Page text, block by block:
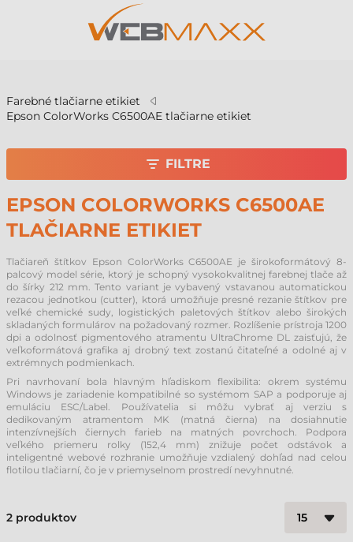
Farebné tlačiarne etikiet
Epson ColorWorks C6500AE tlačiarne etikiet
EPSON COLORWORKS C6500AE
TLAČIARNE ETIKIET
Tlačiareň štítkov Epson ColorWorks C6500AE je širokoformátový 8-
palcový model série, ktorý je schopný vysokokvalitnej farebnej tlače až
do šírky 212 mm. Tento variant je vybavený vstavanou automatickou
rezacou jednotkou (cutter), ktorá umožňuje presné rezanie štítkov pre
veľké chemické sudy, logistických paletových štítkov alebo širokých
skladaných formulárov na požadovaný rozmer. Rozlíšenie prístroja 1200
dpi a odolnosť pigmentového atramentu UltraChrome DL zaisťujú, že
veľkoformátová grafika aj drobný text zostanú čitateľné a odolné aj v
extrémnych podmienkach.
Pri navrhovaní bola hlavným hľadiskom flexibilita: okrem systému
Windows je zariadenie kompatibilné so systémom SAP a podporuje aj
emuláciu ESC/Label. Používatelia si môžu vybrať aj verziu s
dedikovaným atramentom MK (matná čierna) na dosiahnutie
intenzívnejších čiernych farieb na matných povrchoch. Podpora
veľkého priemeru rolky (152,4 mm) znižuje počet odstávok a
inteligentné webové rozhranie umožňuje vzdialený dohľad nad celou
flotilou tlačiarní, čo je v priemyselnom prostredí nevyhnutné.
2 produktov
FILTRE